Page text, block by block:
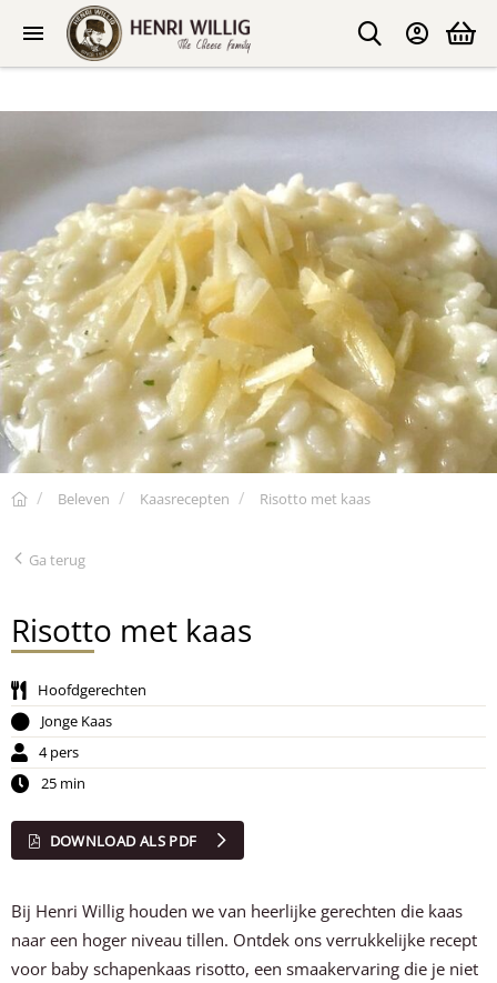
Beleven Kaasrecepten Risotto met kaas
Ga terug
Risotto met kaas
Hoofdgerechten
Jonge Kaas
4 pers
25 min
DOWNLOAD ALS PDF
Bij Henri Willig houden we van heerlijke gerechten die kaas
naar een hoger niveau tillen. Ontdek ons verrukkelijke recept
voor baby schapenkaas risotto, een smaakervaring die je niet